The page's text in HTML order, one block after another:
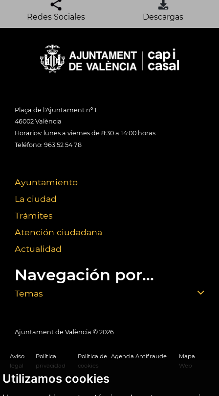
Utilizamos cookies
Redes Sociales Descargas
Plaça de l'Ajuntament nº 1
46002 València
Horarios: lunes a viernes de 8:30 a 14:00 horas
Teléfono: 963 52 54 78
Ayuntamiento
La ciudad
Trámites
Atención ciudadana
Actualidad
Navegación por...
Temas
Ajuntament de València © 2026
Aviso
legal
Política
privacidad
Política de
cookies
Agencia Antifraude
Mapa
Web